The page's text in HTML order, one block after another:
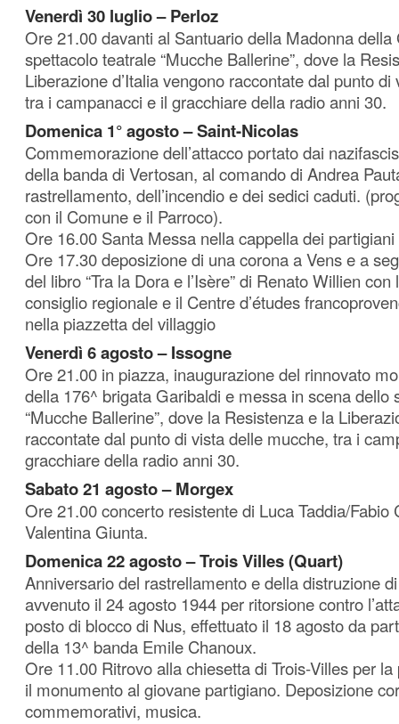
Venerdì 30 luglio – Perloz
Ore 21.00 davanti al Santuario della Madonna
spettacolo teatrale “Mucche Ballerine”, dove la
Liberazione d’Italia vengono raccontate dal punto
tra i campanacci e il gracchiare della radio anni 30.
Domenica 1° agosto – Saint-Nicolas
Commemorazione dell’attacco portato dai
della banda di Vertosan, al comando di Andrea
rastrellamento, dell’incendio e dei sedici caduti.
con il Comune e il Parroco).
Ore 16.00 Santa Messa nella cappella dei partigiani
Ore 17.30 deposizione di una corona a Vens e a
del libro “Tra la Dora e l’Isère” di Renato Willien
consiglio regionale e il Centre d’études
nella piazzetta del villaggio
Venerdì 6 agosto – Issogne
Ore 21.00 in piazza, inaugurazione del rinnovato
della 176^ brigata Garibaldi e messa in scena dello
“Mucche Ballerine”, dove la Resistenza e la
raccontate dal punto di vista delle mucche, tra i
gracchiare della radio anni 30.
Sabato 21 agosto – Morgex
Ore 21.00 concerto resistente di Luca Taddia/Fabio
Valentina Giunta.
Domenica 22 agosto – Trois Villes (Quart)
Anniversario del rastrellamento e della distruzione
avvenuto il 24 agosto 1944 per ritorsione contro
posto di blocco di Nus, effettuato il 18 agosto da
della 13^ banda Emile Chanoux.
Ore 11.00 Ritrovo alla chiesetta di Trois-Villes per
il monumento al giovane partigiano. Deposizione
commemorativi, musica.